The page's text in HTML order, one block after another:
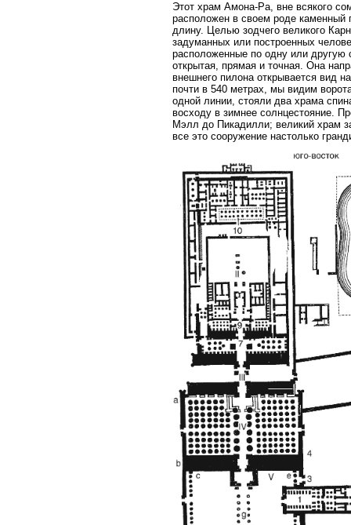
Этот храм Амона-Ра, вне всякого
расположен в своем роде каменный
длину. Целью зодчего великого
задуманных или построенных
расположенные по одну или другую
открытая, прямая и точная. Она
внешнего пилона открывается вид
почти в 540 метрах, мы видим
одной линии, стояли два храма
восходу в зимнее солнцестояние.
Мэлл до Пикадилли; великий храм
все это сооружение настолько